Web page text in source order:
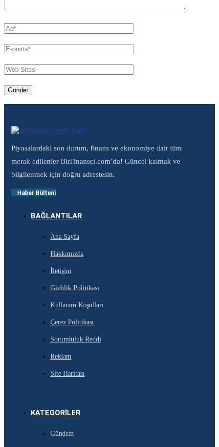
Piyasalardaki son durum, finans ve ekonomiye dair tüm
merak edilenler BirFinansci.com’da! Güncel kalmak ve
bilgilenmek için doğru adrestesin.
Haber Bülteni
BAĞLANTILAR
Ana Sayfa
Hakkımızda
İletişim
Gizlilik Politikası
Kullanım Koşulları
Çerez Politikası
Sorumluluk Reddi
Reklam
Site Haritası
KATEGORILER
Gündem